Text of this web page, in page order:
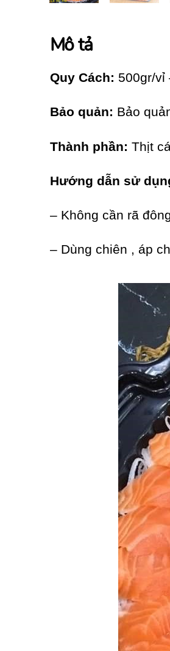
Mô tả
Quy Cách: 500gr/vỉ
Bảo quản: Bảo
Thành phần: Thịt
Hướng dẫn sử
– Không cần rã
– Dùng chiên , áp